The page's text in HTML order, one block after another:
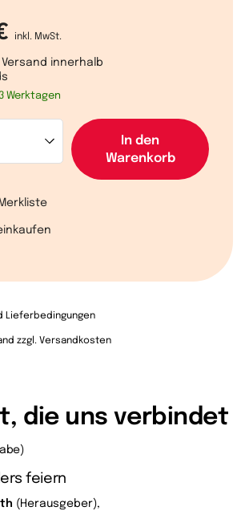
inkl. MwSt.
innerhalb
Werktagen
In den
Warenkorb
Lieferbedingungen
zzgl. Versandkosten
die uns verbindet
feiern
(Herausgeber),